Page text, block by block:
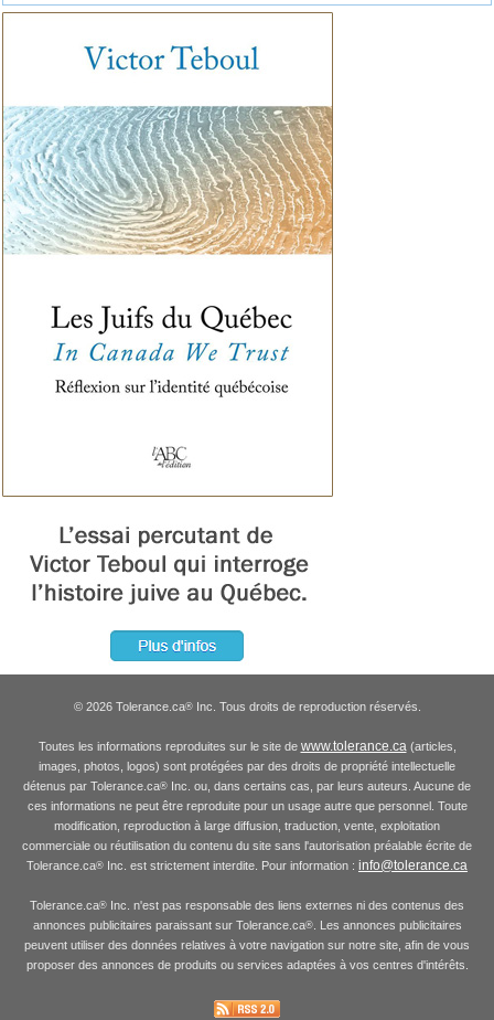
© 2026 Tolerance.ca®Inc. Tous droits de reproduction réservés.
Toutes les informations reproduites sur le site de www.tolerance.ca(articles,
images, photos, logos) sont protégées par des droits de propriété intellectuelle
détenus par Tolerance.ca® Inc. ou, dans certains cas, par leurs auteurs. Aucune de
ces informations ne peut être reproduite pour un usage autre que personnel. Toute
modification, reproduction à large diffusion, traduction, vente, exploitation
commerciale ou réutilisation du contenu du site sans l'autorisation préalable écrite de
Tolerance.ca® Inc. est strictement interdite. Pour information : info@tolerance.ca
Tolerance.ca® Inc. n'est pas responsable des liens externes ni des contenus des
annonces publicitaires paraissant sur Tolerance.ca®. Les annonces publicitaires
peuvent utiliser des données relatives à votre navigation sur notre site, afin de vous
proposer des annonces de produits ou services adaptées à vos centres d'intérêts.